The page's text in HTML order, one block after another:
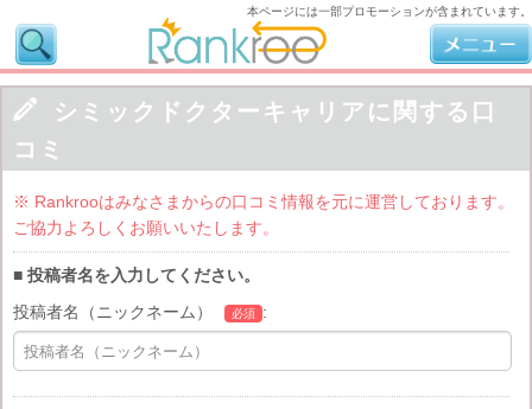

シミックドクターキャリアに関する口
コミ
※ Rankrooはみなさまからの口コミ情報を元に運営しております。
ご協力よろしくお願いいたします。
■ 投稿者名を入力してください。
投稿者名（ニックネーム）
必須 :
本ページには一部プロモーションが含まれています。